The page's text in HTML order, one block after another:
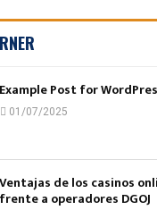
Example Post for
01/07/2025
Ventajas de los casinos
frente a operadores DGOJ